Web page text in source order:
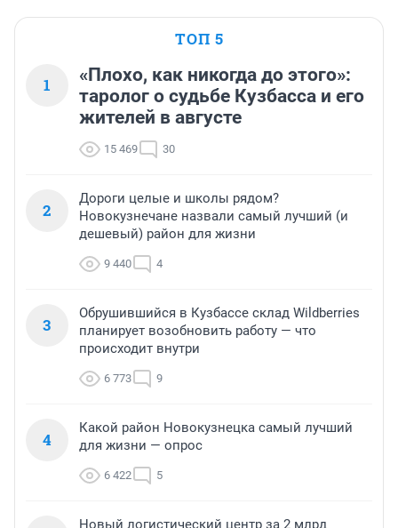
ТОП 5
1
«Плохо, как никогда до этого»:
таролог о судьбе Кузбасса и его
жителей в августе
15 469 30
2
Дороги целые и школы рядом?
Новокузнечане назвали самый лучший (и
дешевый) район для жизни
9 440 4
3
Обрушившийся в Кузбассе склад Wildberries
планирует возобновить работу — что
происходит внутри
6 773 9
4
Какой район Новокузнецка самый лучший
для жизни — опрос
6 422 5
Новый логистический центр за 2 млрд